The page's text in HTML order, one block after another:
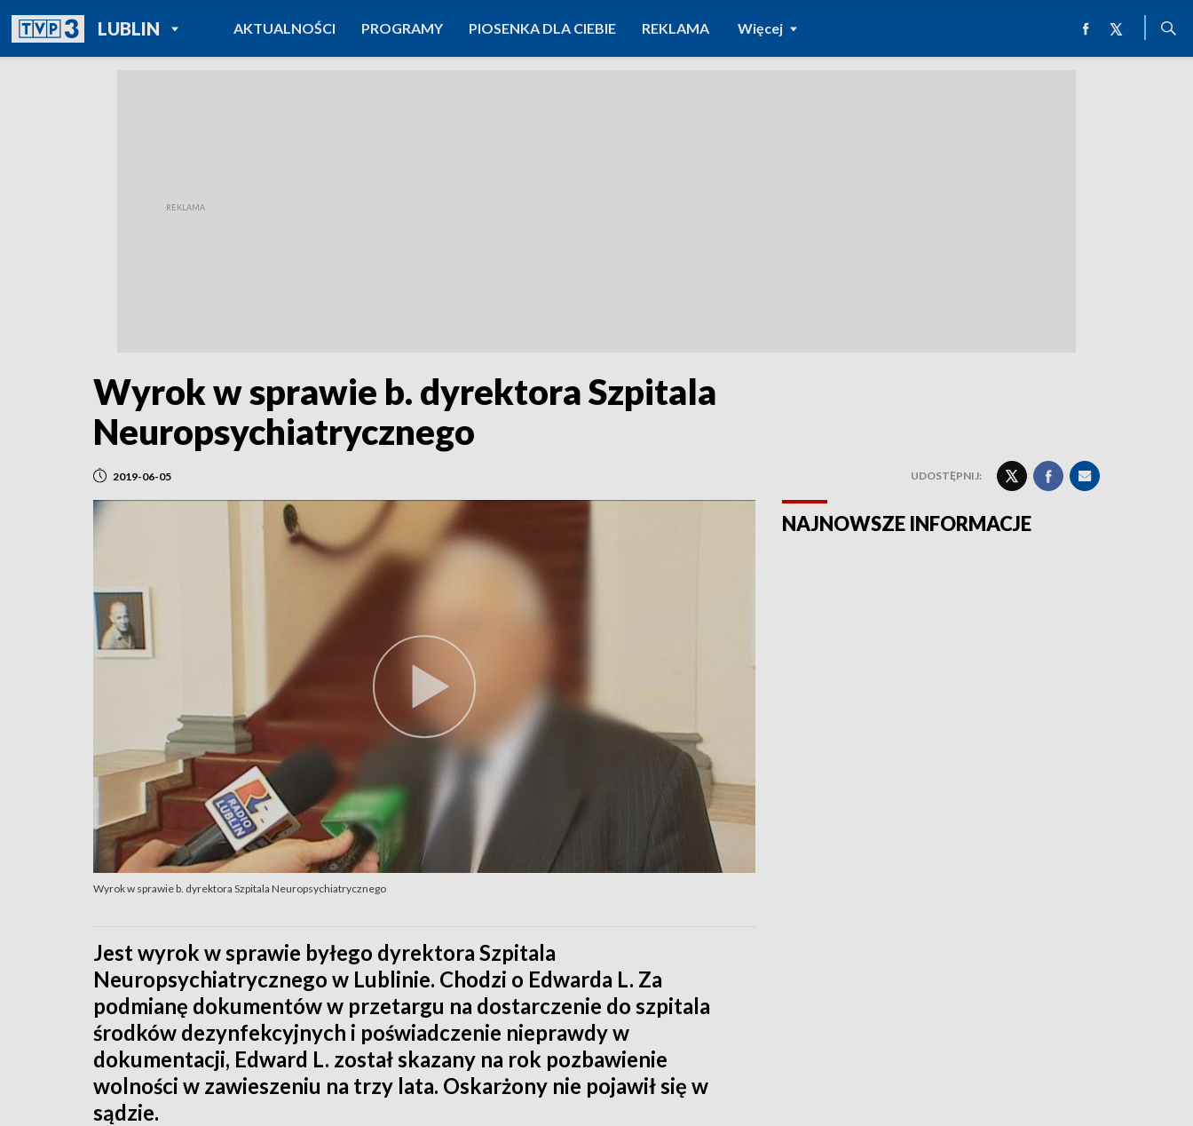
LUBLINPOWRÓT DO
TVP REGIONY
AKTUALNOŚCI PROGRAMY PIOSENKA DLA CIEBIE REKLAMA Więcej
Wyrok w sprawie b. dyrektora Szpitala
Neuropsychiatrycznego
2019-06-05 UDOSTĘPNIJ:
Wyrok w sprawie b. dyrektora Szpitala Neuropsychiatrycznego
Jest wyrok w sprawie byłego dyrektora Szpitala
Neuropsychiatrycznego w Lublinie. Chodzi o Edwarda L. Za
podmianę dokumentów w przetargu na dostarczenie do szpitala
środków dezynfekcyjnych i poświadczenie nieprawdy w
dokumentacji, Edward L. został skazany na rok pozbawienie
wolności w zawieszeniu na trzy lata. Oskarżony nie pojawił się w
sądzie.
NAJNOWSZE INFORMACJE